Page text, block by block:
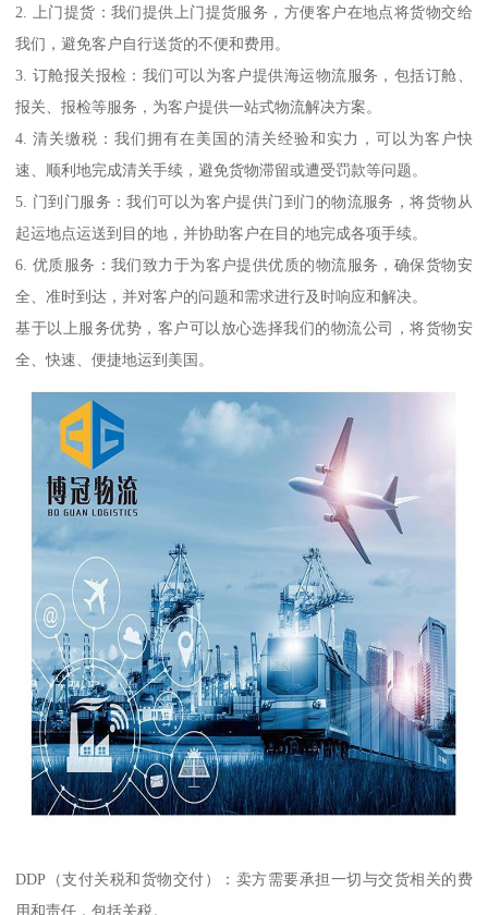
2. 上门提货：我们提供上门提货服务，方便客户在地点将货物交给
我们，避免客户自行送货的不便和费用。
3. 订舱报关报检：我们可以为客户提供海运物流服务，包括订舱、
报关、报检等服务，为客户提供一站式物流解决方案。
4. 清关缴税：我们拥有在美国的清关经验和实力，可以为客户快
速、顺利地完成清关手续，避免货物滞留或遭受罚款等问题。
5. 门到门服务：我们可以为客户提供门到门的物流服务，将货物从
起运地点运送到目的地，并协助客户在目的地完成各项手续。
6. 优质服务：我们致力于为客户提供优质的物流服务，确保货物安
全、准时到达，并对客户的问题和需求进行及时响应和解决。
基于以上服务优势，客户可以放心选择我们的物流公司，将货物安
全、快速、便捷地运到美国。
DDP（支付关税和货物交付）：卖方需要承担一切与交货相关的费
用和责任，包括关税。